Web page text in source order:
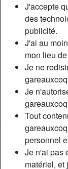
J'accepte
des
publicité.
J'ai au
mon lieu
Je ne
Je
Tout
personnel
Je n'ai pas
matériel,
Département:
Sexe:
Sexualité:
Relation:
Couleur des
Taille:
Poids:
Épilé(e):
Description
Je vis seul